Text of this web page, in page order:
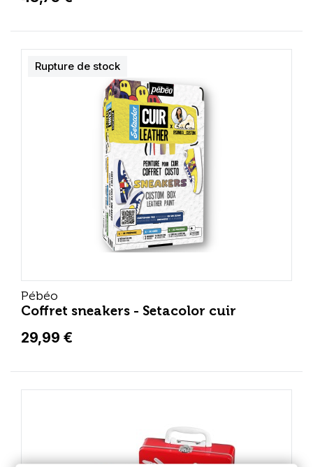
Pébéo
Coffret sneakers - Setacolor cuir
29,99 €
Rupture de stock